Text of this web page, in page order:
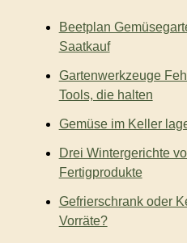
Beetplan
Saatkauf
Gartenwerkzeuge
Tools, die halten
Gemüse im Keller
Drei Wintergerichte
Fertigprodukte
Gefrierschrank oder
Vorräte?